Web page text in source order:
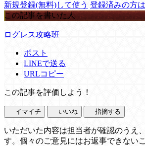
新規登録(無料)して使う 登録済みの方
この記事を書いた人
ログレス攻略班
ポスト
LINEで送る
URLコピー
この記事を評価しよう！
イマイチ いいね 指摘する
いただいた内容は担当者が確認のうえ
す。個々のご意見にはお返事できない